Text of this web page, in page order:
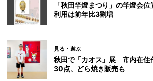
「秋田竿燈まつり」の竿燈会
利用は前年比3割増
見る・遊ぶ
秋田で「カオス」展 市内在住
30点、どら焼き販売も